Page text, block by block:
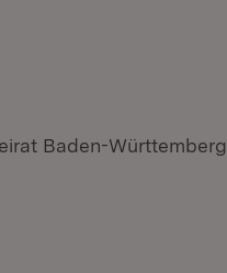
Baden-Württemberg